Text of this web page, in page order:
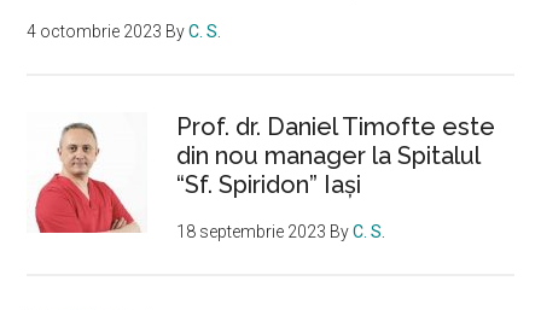
4 octombrie 2023 ByC. S.
Prof. dr. Daniel Timofte este
din nou manager la Spitalul
“Sf. Spiridon” Iaşi
18 septembrie 2023 ByC. S.